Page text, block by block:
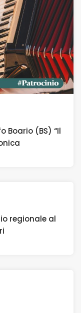
Boario (BS) “Il
regionale al